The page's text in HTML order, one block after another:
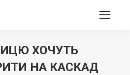
ХОЧУТЬ
НА КАСКАД